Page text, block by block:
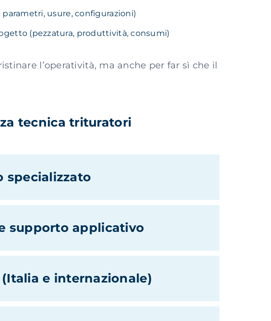
usure, configurazioni)
(pezzatura, produttività, consumi)
l’operatività, ma anche per far sì che il
tecnica trituratori
specializzato
supporto applicativo
e internazionale)